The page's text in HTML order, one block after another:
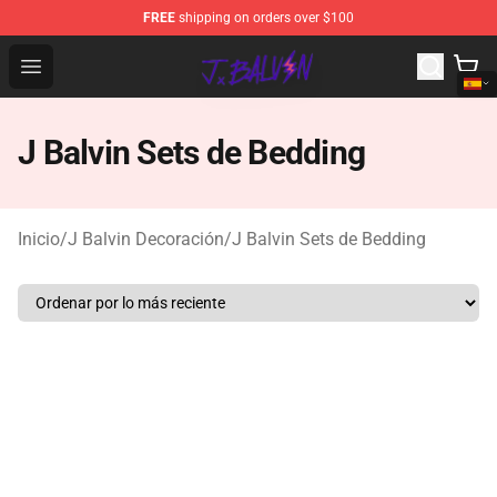
FREE shipping on orders over $100
Open menu
J Balvin Store - Official J Balvin Merchandise Shop
J Balvin Sets de Bedding
Inicio/J Balvin Decoración/J Balvin Sets de Bedding